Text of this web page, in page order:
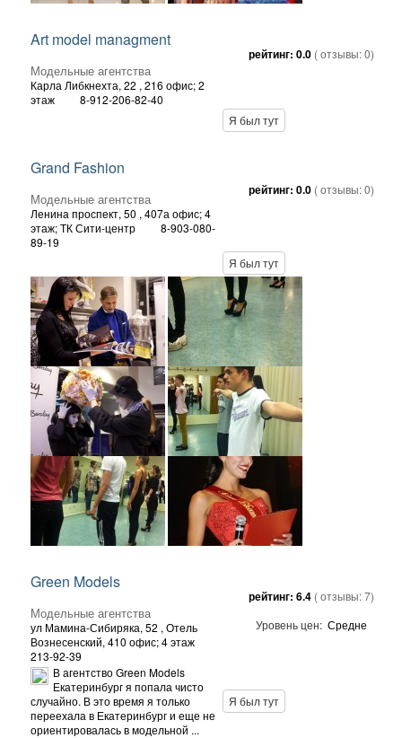
Art model managment
Модельные агентства
Карла Либкнехта, 22 , 216 офис; 2
этаж
8-912-206-82-40
рейтинг: 0.0 ( отзывы:0)
Я был тут
Grand Fashion
Модельные агентства
Ленина проспект, 50 , 407а офис; 4
этаж; ТК Сити-центр
8-903-080-
89-19
рейтинг: 0.0 ( отзывы:0)
Я был тут
Green Models
Модельные агентства
ул Мамина-Сибиряка, 52 , Отель
Вознесенский, 410 офис; 4 этаж
213-92-39
рейтинг: 6.4 ( отзывы:7)
Уровень цен: Средне
В агентство Green Models
Екатеринбург я попала чисто
случайно. В это время я только
переехала в Екатеринбург и еще не
ориентировалась в модельной ...
Я был тут